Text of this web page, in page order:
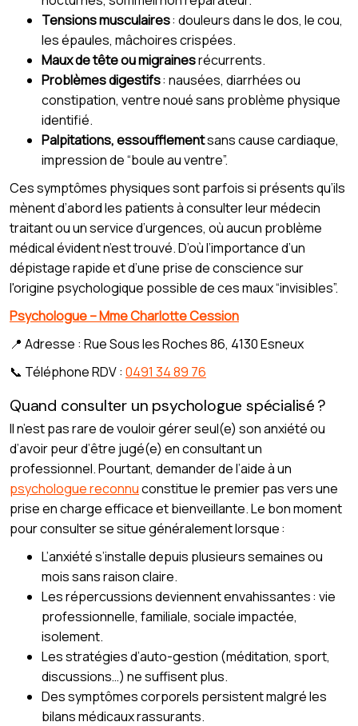
Tensions musculaires: douleurs dans le dos, le cou,
les épaules, mâchoires crispées.
Maux de tête ou migrainesrécurrents.
Problèmes digestifs: nausées, diarrhées ou
constipation, ventre noué sans problème physique
identifié.
Palpitations, essoufflementsans cause cardiaque,
impression de “boule au ventre”.
Ces symptômes physiques sont parfois si présents qu’ils
mènent d’abord les patients à consulter leur médecin
traitant ou un service d’urgences, où aucun problème
médical évident n’est trouvé. D’où l’importance d’un
dépistage rapide et d’une prise de conscience sur
l'origine psychologique possible de ces maux “invisibles”.
Psychologue – Mme Charlotte Cession
📍 Adresse : Rue Sous les Roches 86, 4130 Esneux
📞 Téléphone RDV : 0491 34 89 76
Quand consulter un psychologue spécialisé ?
Il n’est pas rare de vouloir gérer seul(e) son anxiété ou
d’avoir peur d’être jugé(e) en consultant un
professionnel. Pourtant, demander de l’aide à un
psychologue reconnuconstitue le premier pas vers une
prise en charge efficace et bienveillante. Le bon moment
pour consulter se situe généralement lorsque :
L’anxiété s’installe depuis plusieurs semaines ou
mois sans raison claire.
Les répercussions deviennent envahissantes : vie
professionnelle, familiale, sociale impactée,
isolement.
Les stratégies d’auto-gestion (méditation, sport,
discussions…) ne suffisent plus.
Des symptômes corporels persistent malgré les
bilans médicaux rassurants.